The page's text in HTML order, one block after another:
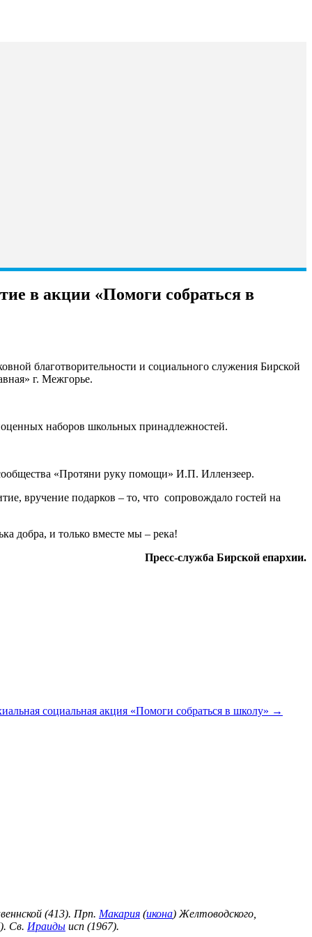
в акции «Помоги собраться в
благотворительности и социального служения Бирской
г. Межгорье.
наборов школьных принадлежностей.
«Протяни руку помощи» И.П. Иллензеер.
вручение подарков – то, что сопровождало гостей на
добра, и только вместе мы – река!
Пресс-служба Бирской епархии.
социальная акция «Помоги собраться в школу» →
(413). Прп. Макария (икона) Желтоводского,
Св. Ираиды исп (1967).